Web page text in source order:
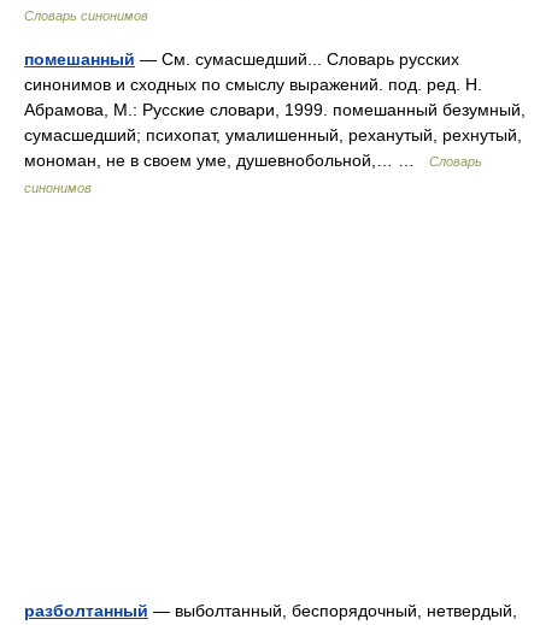
Словарь синонимов
помешанный — См. сумасшедший... Словарь русских
синонимов и сходных по смыслу выражений. под. ред. Н.
Абрамова, М.: Русские словари, 1999. помешанный безумный,
сумасшедший; психопат, умалишенный, реханутый, рехнутый,
мономан, не в своем уме, душевнобольной,… …
Словарь
синонимов
разболтанный — выболтанный, беспорядочный, нетвердый,